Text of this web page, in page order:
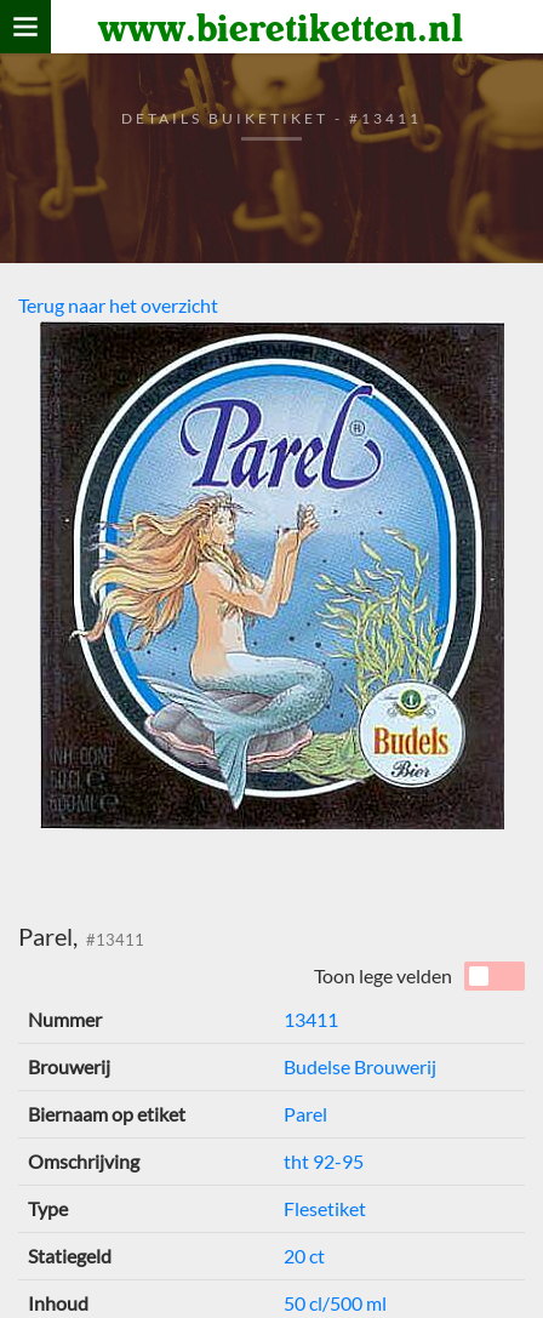
www.bieretiketten.nl
Home
verzamelen
De bierkaart
Bezoekers
DETAILS BUIKETIKET - #13411
Terug naar het overzicht
Parel, #13411
Toon lege velden
Nummer
13411
Brouwerij Budelse Brouwerij
Biernaam op etiket Parel
Omschrijving tht 92-95
Type Flesetiket
Statiegeld 20 ct
Inhoud 50 cl/500 ml